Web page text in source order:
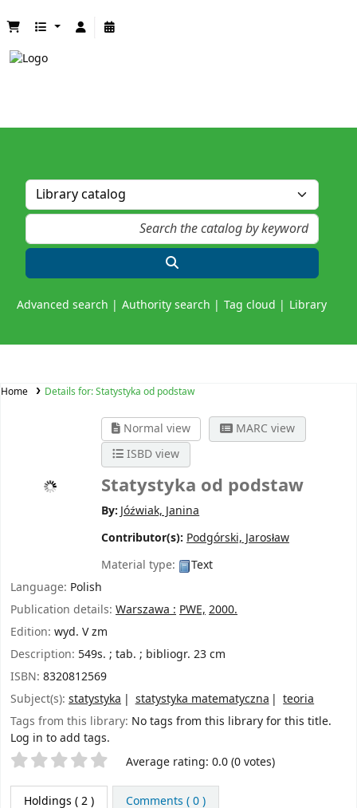
Advanced search Authority search Tag cloud Library
Home Details for:Statystyka od podstaw
Normal view
MARC view
ISBD view
Statystyka od podstaw
By: Jóźwiak, Janina
Contributor(s): Podgórski, Jarosław
Material type:
Text
Language: Polish
Publication details: Warszawa :PWE,2000.
Edition: wyd. V zm
Description: 549s. ; tab. ; bibliogr. 23 cm
ISBN: 8320812569
Subject(s): statystyka statystyka matematyczna
teoria
Tags from this library: No tags from this library for this title.
Log in to add tags.
Star ratings Average rating: 0.0 (0 votes)
Holdings ( 2 ) Comments ( 0 )